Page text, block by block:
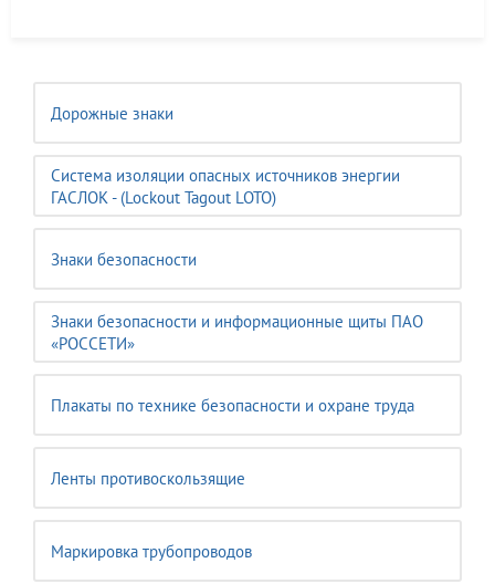
Дорожные знаки
Система изоляции опасных источников энергии
ГАСЛОК - (Lockout Tagout LOTO)
Знаки безопасности
Знаки безопасности и информационные щиты ПАО
«РОССЕТИ»
Плакаты по технике безопасности и охране труда
Ленты противоскользящие
Маркировка трубопроводов